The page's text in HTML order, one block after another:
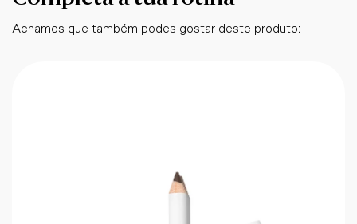
Achamos que também podes gostar deste produto: